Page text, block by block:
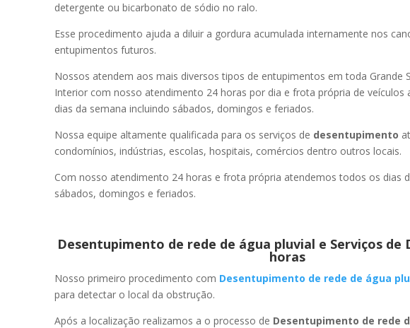
detergente ou bicarbonato de sódio no ralo.
Esse procedimento ajuda a diluir a gordura acumulada internamente nos
entupimentos futuros.
Nossos atendem aos mais diversos tipos de entupimentos em toda Grande
Interior com nosso atendimento 24 horas por dia e frota própria de veículos
dias da semana incluindo sábados, domingos e feriados.
Nossa equipe altamente qualificada para os serviços de desentupimento
condomínios, indústrias, escolas, hospitais, comércios dentro outros locais.
Com nosso atendimento 24 horas e frota própria atendemos todos os dias
sábados, domingos e feriados.
Desentupimento de rede de água pluvial e Serviços de
horas
Nosso primeiro procedimento com Desentupimento de rede de água
para detectar o local da obstrução.
Após a localização realizamos a o processo de Desentupimento de rede